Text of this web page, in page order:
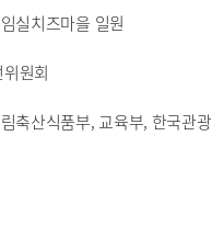
실치즈마을 일원
원회
축산식품부, 교육부, 한국관